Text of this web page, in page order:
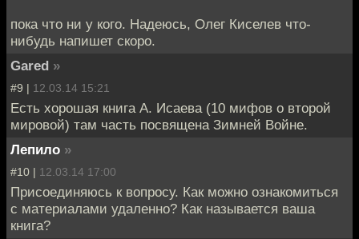
пока что ни у кого. Надеюсь, Олег Киселев что-
нибудь напишет скоро.
Gared »
#9 | 12.03.14 15:21
Есть хорошая книга А. Исаева (10 мифов о второй
мировой) там часть посвящена Зимней Войне.
Лепило »
#10 | 12.03.14 17:00
Присоединяюсь к вопросу. Как можно ознакомиться
с материалами удаленно? Как называется ваша
книга?